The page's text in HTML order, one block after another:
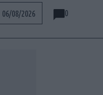
06/08/2026 0